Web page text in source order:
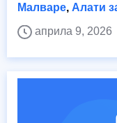
Малваре, Алати
априла 9, 2026